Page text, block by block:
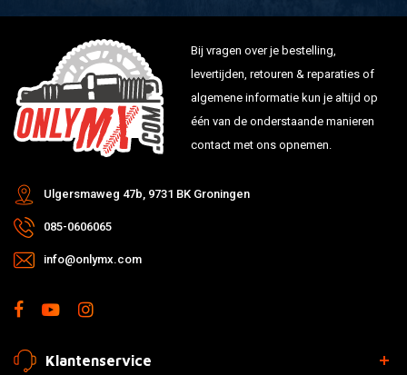
Bij vragen over je bestelling,
levertijden, retouren & reparaties of
algemene informatie kun je altijd op
één van de onderstaande manieren
contact met ons opnemen.
Ulgersmaweg 47b, 9731 BK Groningen
085-0606065
info@onlymx.com
Klantenservice